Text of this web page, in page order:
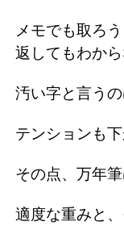
メモでも取ろ
返してもわから
汚い字と言う
テンションも
その点、万年筆
適度な重みと